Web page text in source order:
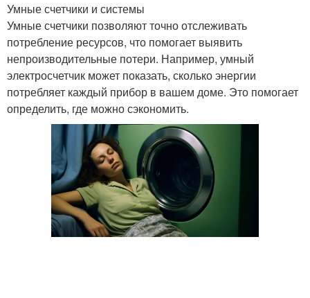
Умные счетчики и системы
Умные счетчики позволяют точно отслеживать
потребление ресурсов, что помогает выявить
непроизводительные потери. Например, умный
электросчетчик может показать, сколько энергии
потребляет каждый прибор в вашем доме. Это помогает
определить, где можно сэкономить.